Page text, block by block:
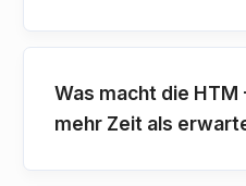
Was macht die
mehr Zeit als